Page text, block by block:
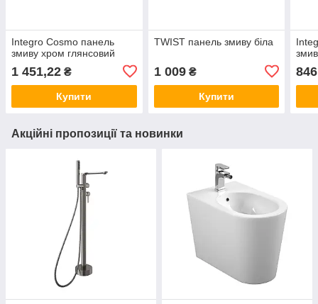
Integro Cosmo панель
змиву хром глянсовий
1 451,22 ₴
Купити
TWIST панель змиву біла
1 009₴
Купити
846
Акційні пропозиції та новинки